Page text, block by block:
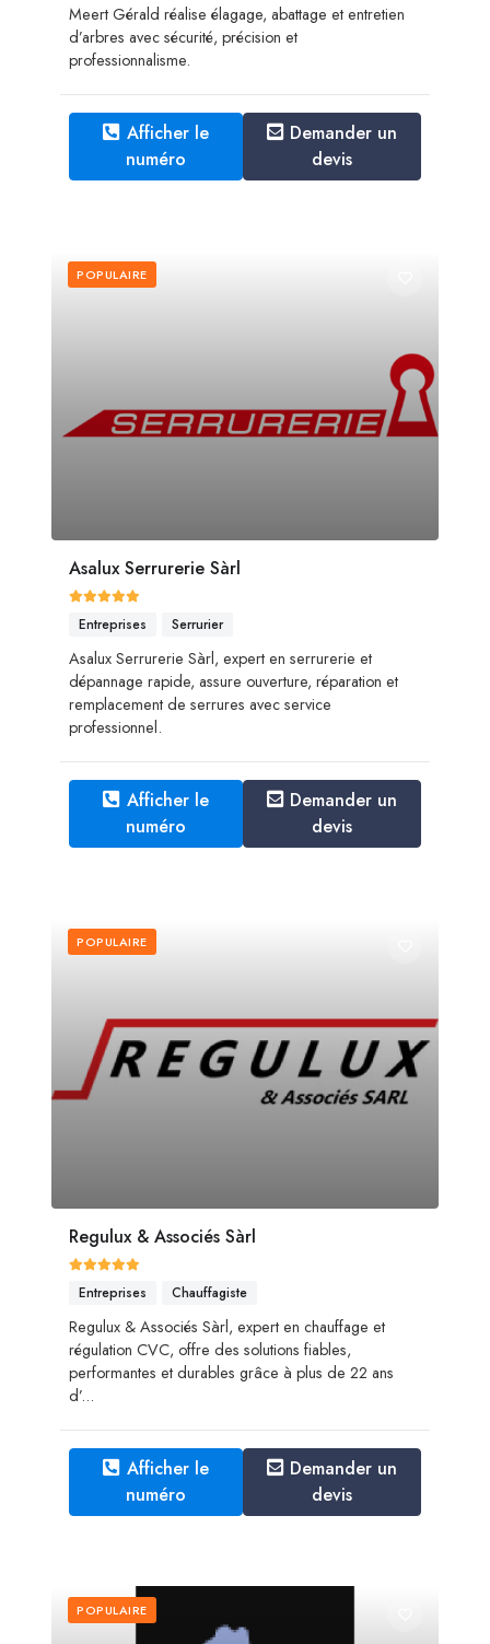
Meert Gérald réalise élagage, abattage et entretien
d’arbres avec sécurité, précision et
professionnalisme.
Afficher le
numéro
Demander un
devis
POPULAIRE
Asalux Serrurerie Sàrl
Entreprises Serrurier
Asalux Serrurerie Sàrl, expert en serrurerie et
dépannage rapide, assure ouverture, réparation et
remplacement de serrures avec service
professionnel.
Afficher le
numéro
Demander un
devis
POPULAIRE
Regulux & Associés Sàrl
Entreprises Chauffagiste
Regulux & Associés Sàrl, expert en chauffage et
régulation CVC, offre des solutions fiables,
performantes et durables grâce à plus de 22 ans
d’...
Afficher le
numéro
Demander un
devis
POPULAIRE